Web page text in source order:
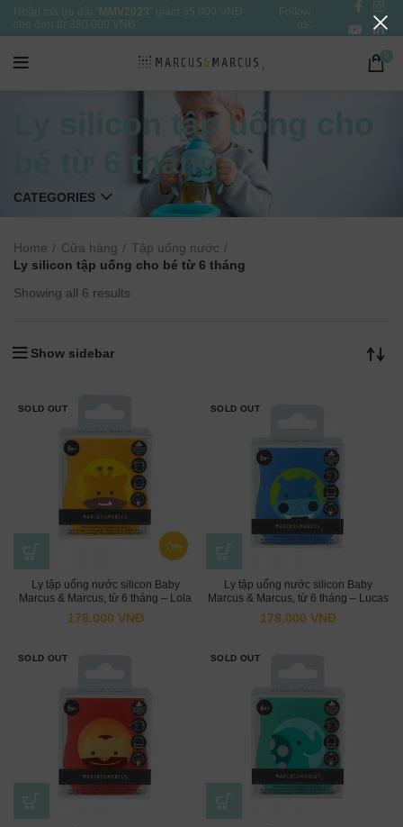
Nhập mã ưu đãi " MMV2023 " giảm 35.000 VNĐ
cho đơn từ 380.000 VNĐ
Follow
us:
Ly silicon tập uống cho
bé từ 6 tháng
CATEGORIES
Home Cửa hàng
Tập uống nước
Ly silicon tập uống cho bé từ 6 tháng
Showing all 6 results
Show sidebar
SOLD OUT
Ly tập uống nước silicon Baby
Marcus & Marcus, từ 6 tháng – Lola
(120ml)
178.000 VNĐ
SOLD OUT
Ly tập uống nước silicon Baby
Marcus & Marcus, từ 6 tháng – Lucas
(120ml)
178.000 VNĐ
SOLD OUT SOLD OUT